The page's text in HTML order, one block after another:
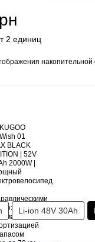
2 единиц
накопительной
Li-ion 48V 30Ah